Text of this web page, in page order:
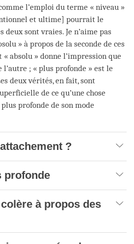
l’emploi du terme « niveau »
et ultime] pourrait le
deux sont vraies. Je n’aime pas
» à propos de la seconde de ces
absolu » donne l’impression que
l’autre ; « plus profonde » est le
deux vérités, en fait, sont
de ce qu’une chose
profonde de son mode
?
profonde
à propos des